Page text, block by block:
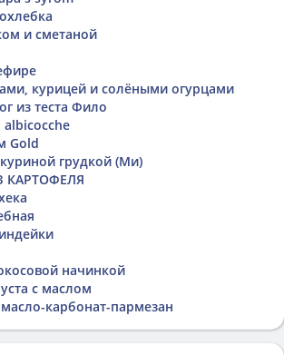
и сметаной
курицей и солёными огурцами
из теста Фило
Gold
грудкой (Ми)
КАРТОФЕЛЯ
начинкой
с маслом
карбонат-пармезан